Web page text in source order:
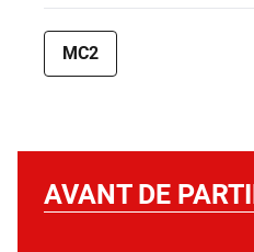
MC2
AVANT DE